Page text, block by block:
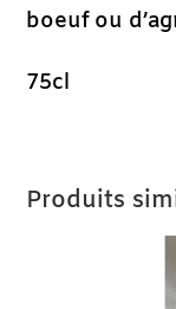
boeuf ou
75cl
Produits